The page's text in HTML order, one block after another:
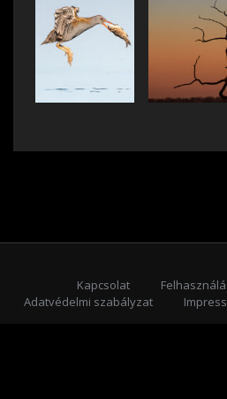
Kapcsolat
Adatvédelmi szabályzat